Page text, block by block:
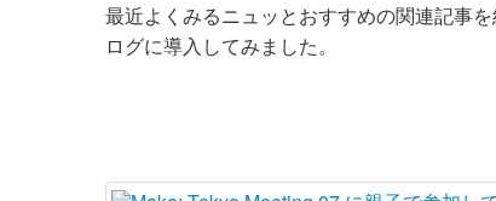
最近よくみるニュッとおすすめの関連記事
ログに導入してみました。